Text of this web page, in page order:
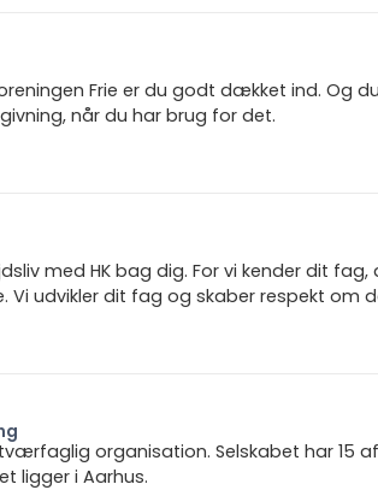
Frie er du godt dækket ind. Og
når du har brug for det.
med HK bag dig. For vi kender dit
Vi udvikler dit fag og skaber respekt om
organisation. Selskabet har 15
ligger i Aarhus.